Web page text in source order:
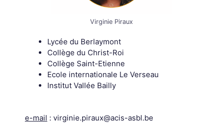
Virginie Piraux
Lycée du Berlaymont
Collège du Christ-Roi
Collège Saint-Etienne
Ecole internationale Le Verseau
Institut Vallée Bailly
e-mail : virginie.piraux@acis-asbl.be